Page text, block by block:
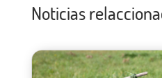
Noticias